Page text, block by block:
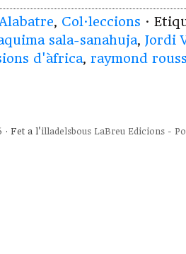
Alabatre, Col·leccions ·
sala-sanahuja, Jordi
d'àfrica, raymond
· Fet a l'illadelsbous LaBreu Edicions -